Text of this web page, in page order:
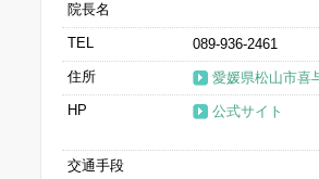
院長名
TEL
089-936-2461
住所
愛媛県松山市喜
HP
公式サイト
交通手段